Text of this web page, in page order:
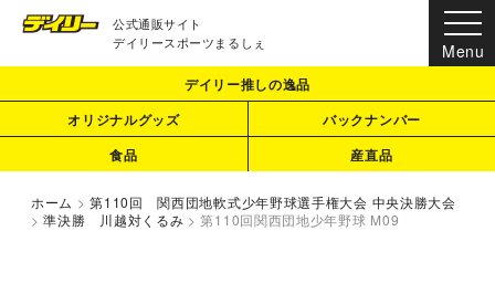
公式通販サイト
デイリースポーツまるしぇ
デイリー推しの逸品
オリジナルグッズ
バックナンバー
食品
産直品
ホーム > 第110回 関西団地軟式少年野球選手権大会 中央決勝大会
> 準決勝 川越対くるみ > 第110回関西団地少年野球 M09